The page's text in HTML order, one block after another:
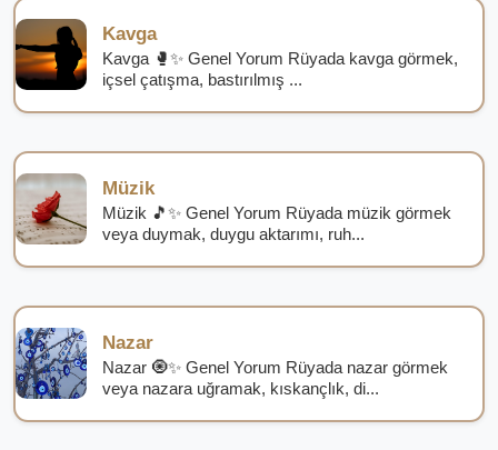
Kavga
Kavga 🥊✨ Genel Yorum Rüyada kavga görmek,
içsel çatışma, bastırılmış ...
Müzik
Müzik 🎵✨ Genel Yorum Rüyada müzik görmek
veya duymak, duygu aktarımı, ruh...
Nazar
Nazar 🧿✨ Genel Yorum Rüyada nazar görmek
veya nazara uğramak, kıskançlık, di...